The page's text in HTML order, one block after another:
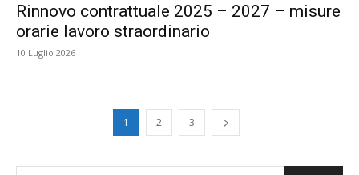
Rinnovo contrattuale 2025 – 2027 – misure
orarie lavoro straordinario
10 Luglio 2026
1 2 3